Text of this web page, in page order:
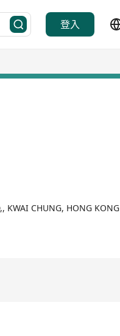
登入
KWAI CHUNG, HONG KONG